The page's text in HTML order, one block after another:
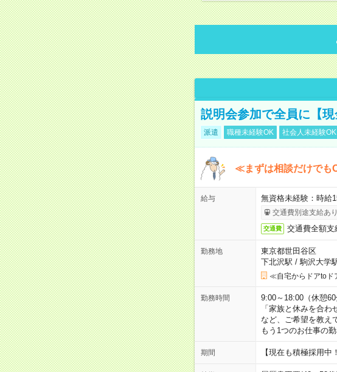
説明会参加で全員に【
派遣 職種未経験OK 社会人未経験OK
≪まずは相談だけでも
給与 無資格未経験：時
交通費別途支給あり
交通費 交通費全額支
勤務地
東京都世田谷区
下北沢駅 / 駒沢大学
≪自宅からドアtoド
勤務時間
9:00～18:00（休憩
「家族と休みを合
など、ご希望を教え
もう1つのお仕事の
期間 【現在も積極採用